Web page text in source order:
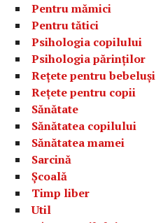
Pentru mămici
Pentru tătici
Psihologia copilului
Psihologia părinților
Rețete pentru bebeluși
Rețete pentru copii
Sănătate
Sănătatea copilului
Sănătatea mamei
Sarcină
Școală
Timp liber
Util